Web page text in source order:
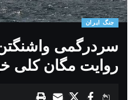
جنگ ایران
سردرگمی
روایت مگان کلی